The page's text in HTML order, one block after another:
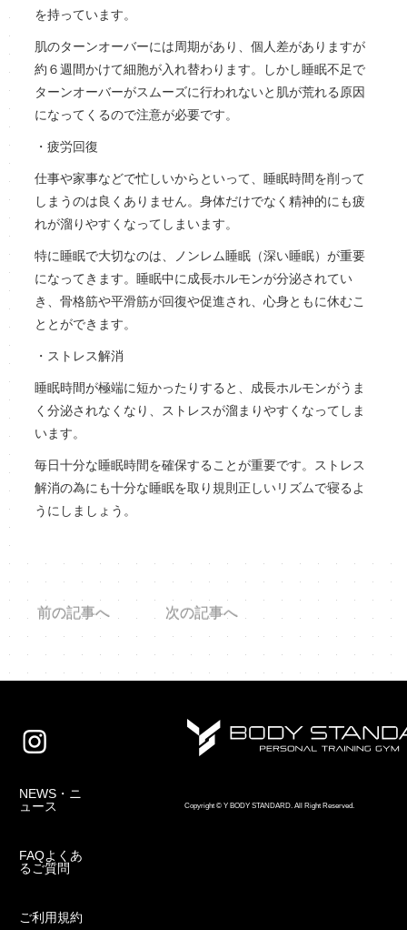
を持っています。
肌のターンオーバーには周期があり、個人差がありますが
約６週間かけて細胞が入れ替わります。しかし睡眠不足で
ターンオーバーがスムーズに行われないと肌が荒れる原因
になってくるので注意が必要です。
・疲労回復
仕事や家事などで忙しいからといって、睡眠時間を削って
しまうのは良くありません。身体だけでなく精神的にも疲
れが溜りやすくなってしまいます。
特に睡眠で大切なのは、ノンレム睡眠（深い睡眠）が重要
になってきます。睡眠中に成長ホルモンが分泌されてい
き、骨格筋や平滑筋が回復や促進され、心身ともに休むこ
ととができます。
・ストレス解消
睡眠時間が極端に短かったりすると、成長ホルモンがうま
く分泌されなくなり、ストレスが溜まりやすくなってしま
います。
毎日十分な睡眠時間を確保することが重要です。ストレス
解消の為にも十分な睡眠を取り規則正しいリズムで寝るよ
うにしましょう。
前の記事へ 次の記事へ
NEWS・ニ
ュース
FAQよくあ
るご質問
ご利用規約
Copyright © Y BODY STANDARD. All Right Reserved.